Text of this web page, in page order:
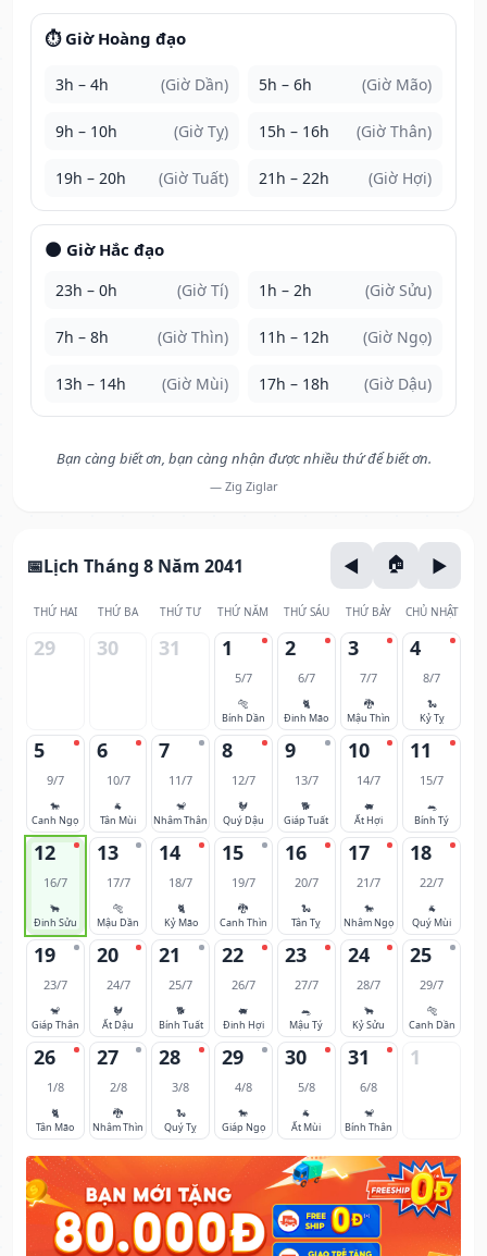
⏱️ Giờ Hoàng đạo
3h – 4h (Giờ Dần) 5h – 6h (Giờ Mão)
9h – 10h (Giờ Tỵ) 15h – 16h (Giờ Thân)
19h – 20h (Giờ Tuất) 21h – 22h (Giờ Hợi)
🌑 Giờ Hắc đạo
23h – 0h (Giờ Tí) 1h – 2h (Giờ Sửu)
7h – 8h (Giờ Thìn) 11h – 12h (Giờ Ngọ)
13h – 14h (Giờ Mùi) 17h – 18h (Giờ Dậu)
Bạn càng biết ơn, bạn càng nhận được nhiều thứ để biết ơn.
— Zig Ziglar
Lịch Tháng 8 Năm 2041
THỨ HAI THỨ BA THỨ TƯ THỨ NĂM THỨ SÁU THỨ BẢY CHỦ NHẬT
29 30 31 1
5/7
🐅
Bính Dần
2
6/7
🐈
Đinh Mão
3
7/7
🐉
Mậu Thìn
4
8/7
🐍
Kỷ Tỵ
5
9/7
🐎
Canh Ngọ
6
10/7
🐐
Tân Mùi
7
11/7
🐒
Nhâm Thân
8
12/7
🐓
Quý Dậu
9
13/7
🐕
Giáp Tuất
10
14/7
🐖
Ất Hợi
11
15/7
🐀
Bính Tý
12
16/7
🐂
Đinh Sửu
13
17/7
🐅
Mậu Dần
14
18/7
🐈
Kỷ Mão
15
19/7
🐉
Canh Thìn
16
20/7
🐍
Tân Tỵ
17
21/7
🐎
Nhâm Ngọ
18
22/7
🐐
Quý Mùi
19
23/7
🐒
Giáp Thân
20
24/7
🐓
Ất Dậu
21
25/7
🐕
Bính Tuất
22
26/7
🐖
Đinh Hợi
23
27/7
🐀
Mậu Tý
24
28/7
🐂
Kỷ Sửu
25
29/7
🐅
Canh Dần
26
1/8
🐈
Tân Mão
27
2/8
🐉
Nhâm Thìn
28
3/8
🐍
Quý Tỵ
29
4/8
🐎
Giáp Ngọ
30
5/8
🐐
Ất Mùi
31
6/8
🐒
Bính Thân
1